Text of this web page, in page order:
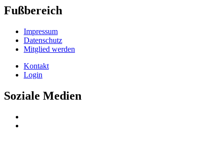
Fußbereich
Impressum
Datenschutz
Mitglied werden
Kontakt
Login
Soziale Medien